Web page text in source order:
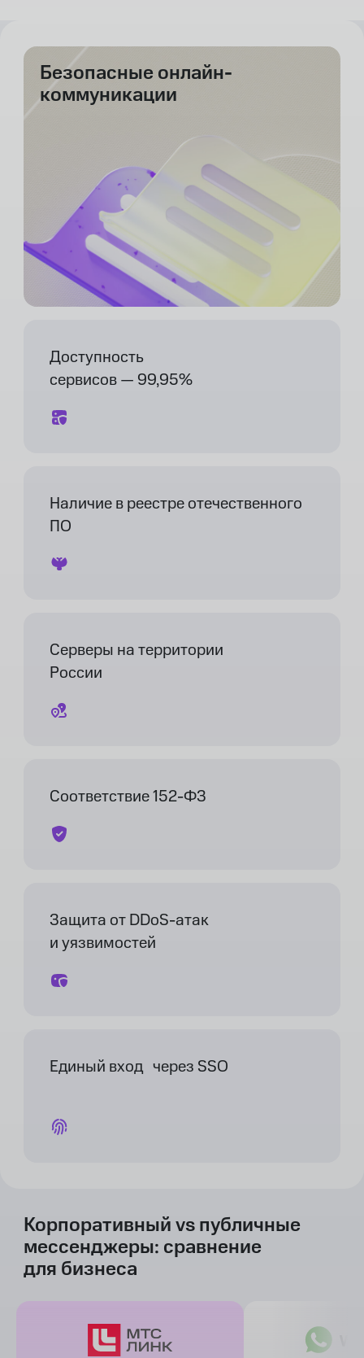
Безопасные онлайн-
коммуникации
Доступность
сервисов — 99,95%
Наличие в реестре отечественного
ПО
Серверы на территории
России
Соответствие 152-ФЗ
Защита от DDoS-атак
и уязвимостей
Единый вход через SSO
Корпоративный vs публичные
мессенджеры: сравнение
для бизнеса